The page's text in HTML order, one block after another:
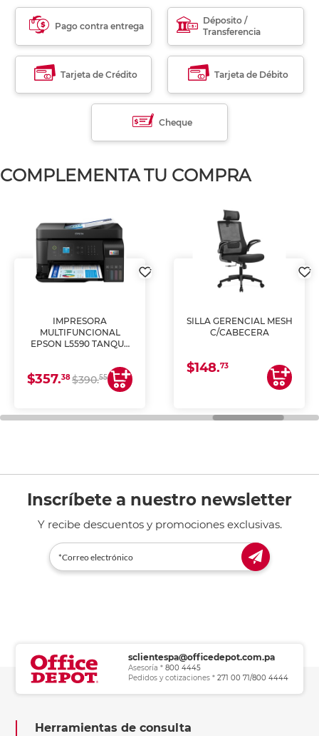
Pago contra entrega
Déposito /
Transferencia
Tarjeta de Crédito Tarjeta de Débito
Cheque
COMPLEMENTA TU COMPRA
IMPRESORA
MULTIFUNCIONAL
EPSON L5590 TANQUE
COPIA Y ESCANEA)
$357.38$390.55
SILLA GERENCIAL MESH
C/CABECERA
$148.73
Inscríbete a nuestro newsletter
Y recibe descuentos y promociones exclusivas.
sclientespa@officedepot.com.pa
Asesoría * 800 4445
Pedidos y cotizaciones * 271 00 71/800 4444
Herramientas de consulta